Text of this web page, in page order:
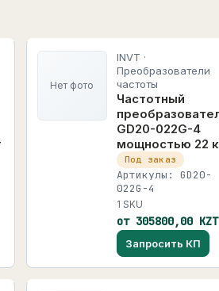
Нет фото
INVT ·
Преобразователи
частоты
Частотный
GD20-022G-4
мощностью 22
Под заказ
Артикулы: GD20-
022G-4
1 SKU
от 305800,00 KZT
Запросить КП